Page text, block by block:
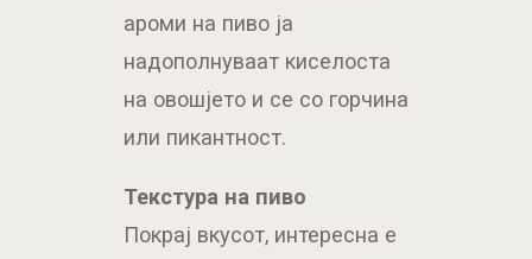
ароми на пиво ја
надополнуваат киселоста
на овошјето и се со горчина
или пикантност.
Текстура на пиво
Покрај вкусот, интересна е